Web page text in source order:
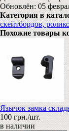
Обновлён: 05
Категория в
скейтбордов,
Похожие товары
Язычок замка
100 грн./шт.
в наличии